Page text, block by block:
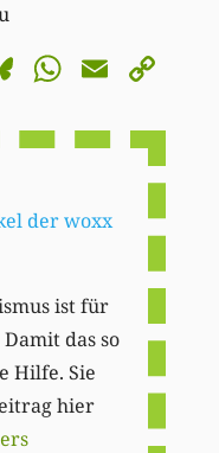
BlueskyEmail
der woxx
ist für
das so
Hilfe. Sie
hier